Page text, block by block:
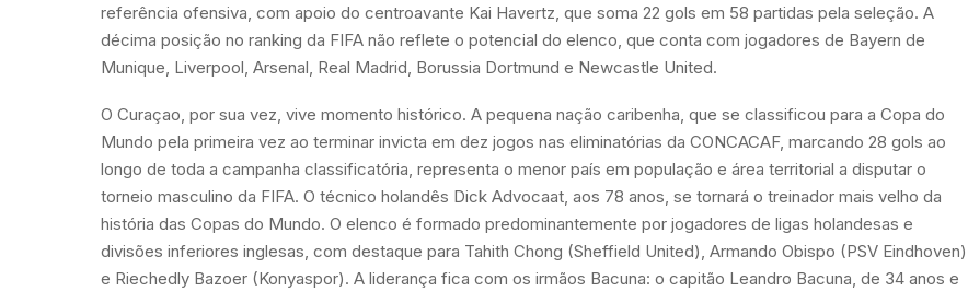
referência ofensiva, com apoio do centroavante Kai Havertz, que soma 22 gols em 58 partidas pela seleção. A
décima posição no ranking da FIFA não reflete o potencial do elenco, que conta com jogadores de Bayern de
Munique, Liverpool, Arsenal, Real Madrid, Borussia Dortmund e Newcastle United.
O Curaçao, por sua vez, vive momento histórico. A pequena nação caribenha, que se classificou para a Copa do
Mundo pela primeira vez ao terminar invicta em dez jogos nas eliminatórias da CONCACAF, marcando 28 gols ao
longo de toda a campanha classificatória, representa o menor país em população e área territorial a disputar o
torneio masculino da FIFA. O técnico holandês Dick Advocaat, aos 78 anos, se tornará o treinador mais velho da
história das Copas do Mundo. O elenco é formado predominantemente por jogadores de ligas holandesas e
divisões inferiores inglesas, com destaque para Tahith Chong (Sheffield United), Armando Obispo (PSV Eindhoven)
e Riechedly Bazoer (Konyaspor). A liderança fica com os irmãos Bacuna: o capitão Leandro Bacuna, de 34 anos e